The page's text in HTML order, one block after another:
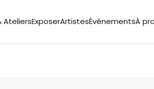
AteliersExposerArtistesÉvénementsÀ